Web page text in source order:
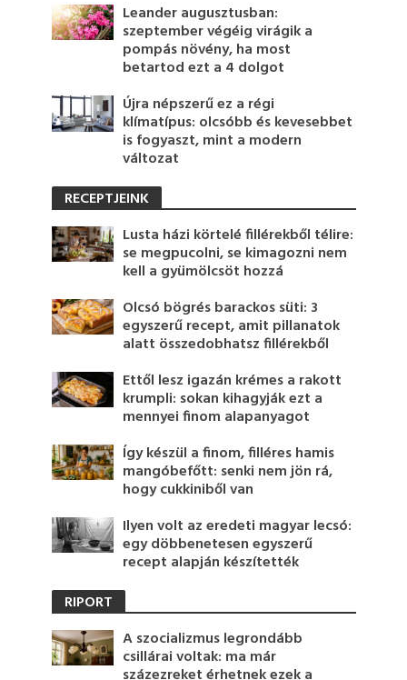
Leander augusztusban:
szeptember végéig virágik a
pompás növény, ha most
betartod ezt a 4 dolgot
Újra népszerű ez a régi
klímatípus: olcsóbb és kevesebbet
is fogyaszt, mint a modern
változat
RECEPTJEINK
Lusta házi körtelé fillérekből télire:
se megpucolni, se kimagozni nem
kell a gyümölcsöt hozzá
Olcsó bögrés barackos süti: 3
egyszerű recept, amit pillanatok
alatt összedobhatsz fillérekből
Ettől lesz igazán krémes a rakott
krumpli: sokan kihagyják ezt a
mennyei finom alapanyagot
Így készül a finom, filléres hamis
mangóbefőtt: senki nem jön rá,
hogy cukkiniből van
Ilyen volt az eredeti magyar lecsó:
egy döbbenetesen egyszerű
recept alapján készítették
RIPORT
A szocializmus legrondább
csillárai voltak: ma már
százezreket érhetnek ezek a